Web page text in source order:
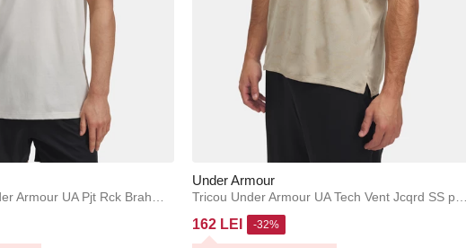
Under Armour
162 LEI -32%